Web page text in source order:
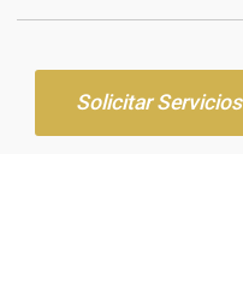
Solicitar Servicios